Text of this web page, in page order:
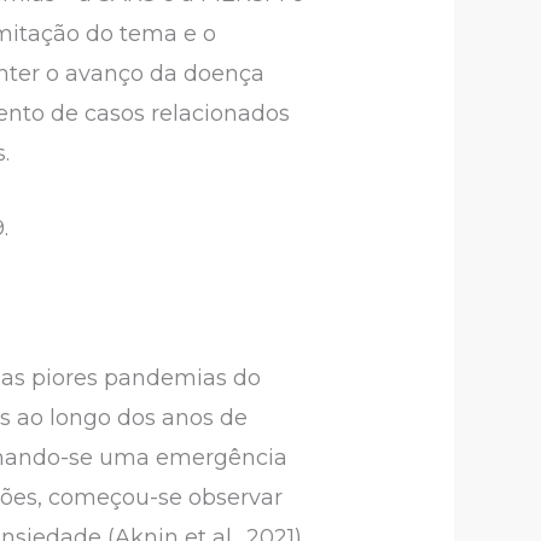
do tema e o
o avanço da doença
de casos relacionados
piores pandemias do
ao longo dos anos de
se uma emergência
começou-se observar